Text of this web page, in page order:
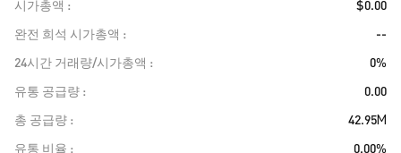
시가총액
$0.00
완전 희석 시가총액
--
24시간 거래량/시가총액
0%
유통 공급량
0.00
총 공급량
42.95M
유통 비율
0.00%